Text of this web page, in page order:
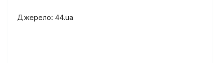
Джерело: 44.ua